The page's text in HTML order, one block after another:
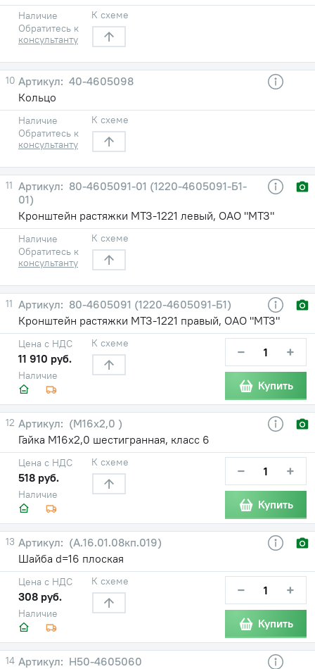
Наличие
Обратитесь к
консультанту
К схеме
10
40-4605098
Кольцо
Наличие
Обратитесь к
консультанту
К схеме
11
80-4605091-01 (1220-4605091-Б1-
01)
Кронштейн растяжки МТЗ-1221 левый, ОАО "МТЗ"
Наличие
Обратитесь к
консультанту
К схеме
11
80-4605091 (1220-4605091-Б1)
Кронштейн растяжки МТЗ-1221 правый, ОАО "МТЗ"
Наличие
Цена с НДС
11 910 руб.
К схеме − +
Купить
12
(М16х2,0 )
Гайка М16х2,0 шестигранная, класс 6
Наличие
Цена с НДС
518 руб.
К схеме − +
Купить
13
(А.16.01.08кп.019)
Шайба d=16 плоская
Наличие
Цена с НДС
308 руб.
К схеме − +
Купить
14
Н50-4605060